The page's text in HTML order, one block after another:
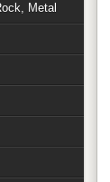
Metal